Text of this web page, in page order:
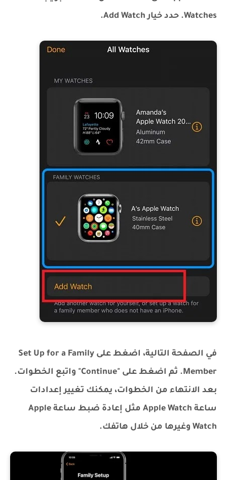
Watches. حدد خيار Add Watch.
في الصفحة التالية، اضغط على Set Up for a Family
Member. ثم اضغط على "Continue" واتبع الخطوات.
بعد الانتهاء من الخطوات، يمكنك تغيير إعدادات
ساعة Apple Watch مثل إعادة ضبط ساعة Apple
Watch وغيرها من خلال هاتفك.